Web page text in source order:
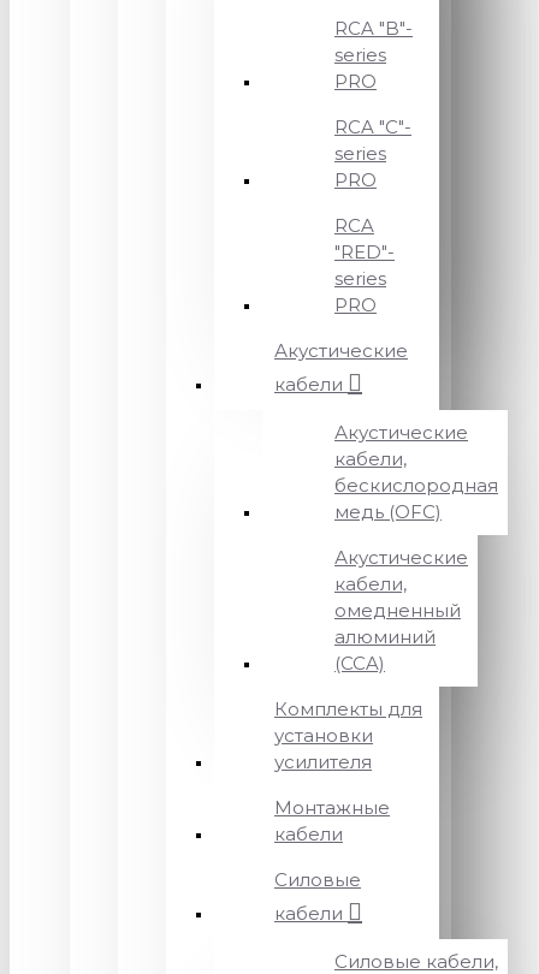
RCA "B"-
series
PRO
RCA "C"-
series
PRO
RCA
"RED"-
series
PRO
Акустические
кабели
Акустические
кабели,
бескислородная
медь (OFC)
Акустические
кабели,
омедненный
алюминий
(CCA)
Комплекты для
установки
усилителя
Монтажные
кабели
Силовые
кабели
Силовые кабели,